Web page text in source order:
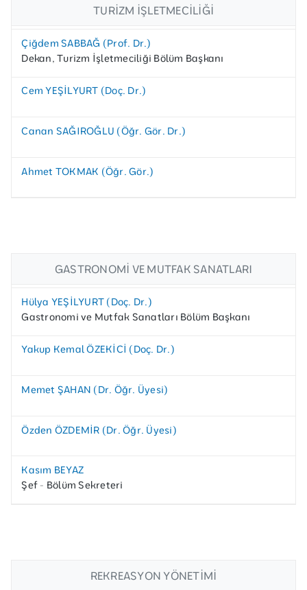
TURIZM İŞLETMECILIĞI
Çiğdem SABBAĞ (Prof. Dr.)
Dekan, Turizm İşletmeciliği Bölüm Başkanı
Cem YEŞİLYURT (Doç. Dr.)
Canan SAĞIROĞLU (Öğr. Gör. Dr.)
Ahmet TOKMAK (Öğr. Gör.)
GASTRONOMI VE MUTFAK SANATLARI
Hülya YEŞİLYURT (Doç. Dr.)
Gastronomi ve Mutfak Sanatları Bölüm Başkanı
Yakup Kemal ÖZEKİCİ (Doç. Dr.)
Memet ŞAHAN (Dr. Öğr. Üyesi)
Özden ÖZDEMİR (Dr. Öğr. Üyesi)
Kasım BEYAZ
Şef - Bölüm Sekreteri
REKREASYON YÖNETIMI